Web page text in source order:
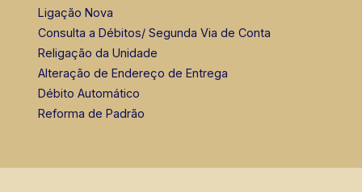
Ligação Nova
Consulta a Débitos/ Segunda Via de Conta
Religação da Unidade
Alteração de Endereço de Entrega
Débito Automático
Reforma de Padrão